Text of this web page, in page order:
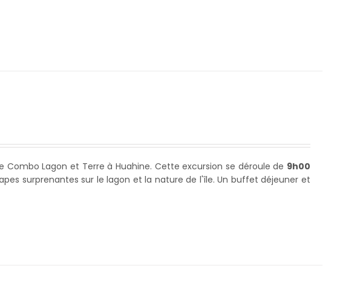
Lagon et Terre à Huahine. Cette excursion se déroule de 9h00
surprenantes sur le lagon et la nature de l'île. Un buffet déjeuner et